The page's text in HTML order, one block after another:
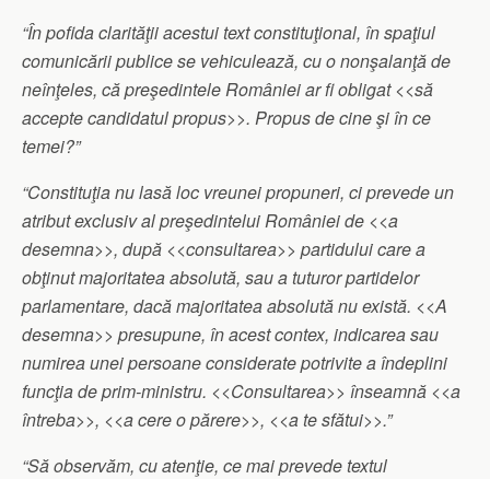
“În pofida clarităţii acestui text constituţional, în spaţiul
comunicării publice se vehiculează, cu o nonşalanţă de
neînţeles, că preşedintele României ar fi obligat <<să
accepte candidatul propus>>. Propus de cine şi în ce
temei?”
“Constituţia nu lasă loc vreunei propuneri, ci prevede un
atribut exclusiv al preşedintelui României de <<a
desemna>>, după <<consultarea>> partidului care a
obţinut majoritatea absolută, sau a tuturor partidelor
parlamentare, dacă majoritatea absolută nu există. <<A
desemna>> presupune, în acest contex, indicarea sau
numirea unei persoane considerate potrivite a îndeplini
funcţia de prim-ministru. <<Consultarea>> înseamnă <<a
întreba>>, <<a cere o părere>>, <<a te sfătui>>.”
“Să observăm, cu atenţie, ce mai prevede textul